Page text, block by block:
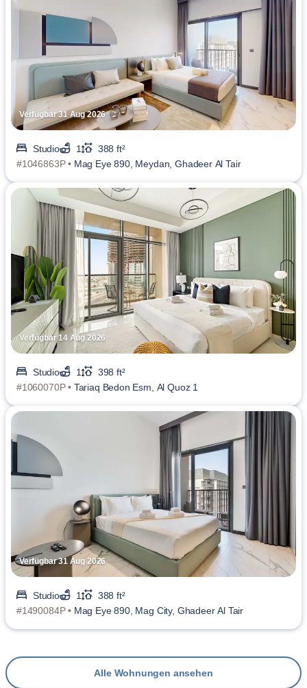
Verfügbar 31 Aug 2026
Studio 1
388 ft²
#1046863P • Mag Eye 890, Meydan, Ghadeer Al Tair
Verfügbar 14 Aug 2026
Studio 1
398 ft²
#1060070P • Tariaq Bedon Esm, Al Quoz 1
Verfügbar 31 Aug 2026
Studio 1
388 ft²
#1490084P • Mag Eye 890, Mag City, Ghadeer Al Tair
Alle Wohnungen ansehen